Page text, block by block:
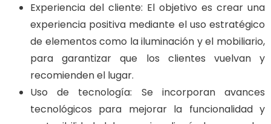
Experiencia del cliente: El objetivo es crear una
experiencia positiva mediante el uso estratégico
de elementos como la iluminación y el mobiliario,
para garantizar que los clientes vuelvan y
recomienden el lugar.
Uso de tecnología: Se incorporan avances
tecnológicos para mejorar la funcionalidad y